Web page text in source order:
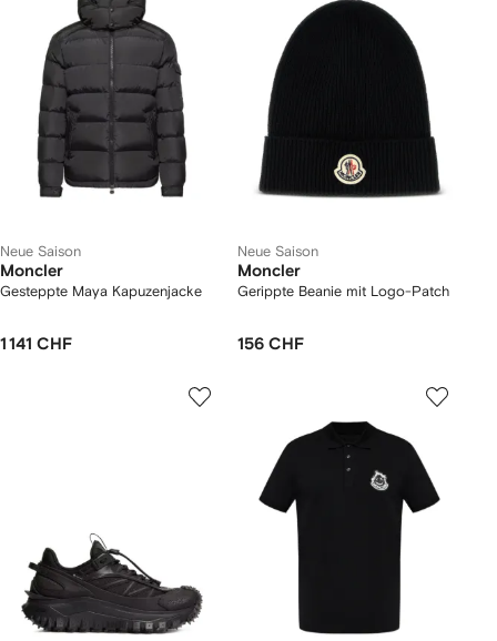
Neue Saison
Moncler
Gesteppte Maya Kapuzenjacke
1 141 CHF
Neue Saison
Moncler
Gerippte Beanie mit Logo-Patch
156 CHF